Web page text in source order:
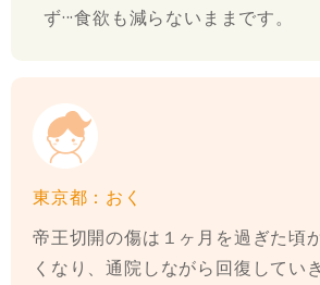
ず···食欲も減らないままです。
東京都：おく
帝王切開の傷は１ヶ月を過ぎた頃
くなり、通院しながら回復してい